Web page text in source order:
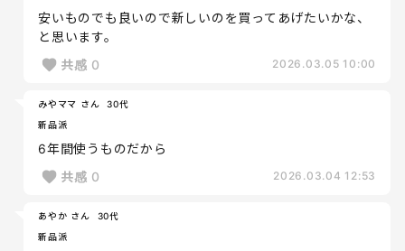
安いものでも良いので新しいのを買ってあげたいかな、
と思います。
共感 0 2026.03.05 10:00
みやママ さん
30代
新品派
6年間使うものだから
共感 0 2026.03.04 12:53
あやか さん
30代
新品派